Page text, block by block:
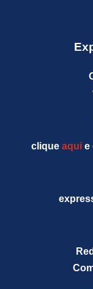
clique aquie